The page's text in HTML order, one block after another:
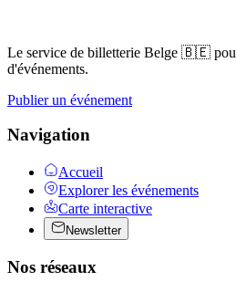
Le service de billetterie Belge 🇧🇪
d'événements.
Publier un événement
Navigation
Accueil
Explorer les événements
Carte interactive
Newsletter
Nos réseaux